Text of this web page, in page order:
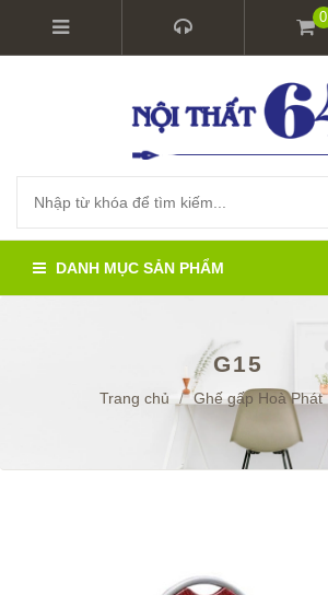
0
DANH MỤC SẢN PHẨM
G15
Trang chủ / Ghế gấp Hoà Phát